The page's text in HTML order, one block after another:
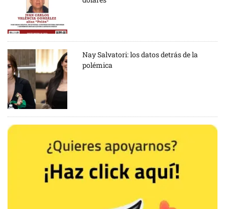
Nay Salvatori: los datos detrás de la
polémica